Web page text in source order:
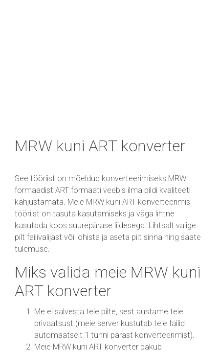
MRW kuni ART konverter
See tööriist on mõeldud konverteerimiseks MRW
formaadist ART formaati veebis ilma pildi kvaliteeti
kahjustamata. Meie MRW kuni ART konverteerimis
tööriist on tasuta kasutamiseks ja väga lihtne
kasutada koos suurepärase liidesega. Lihtsalt valige
pilt failivalijast või lohista ja aseta pilt sinna ning saate
tulemuse.
Miks valida meie MRW kuni
ART konverter
Me ei salvesta teie pilte, sest austame teie
privaatsust (meie server kustutab teie failid
automaatselt 1 tunni pärast konverteerimist).
Meie MRW kuni ART konverter pakub